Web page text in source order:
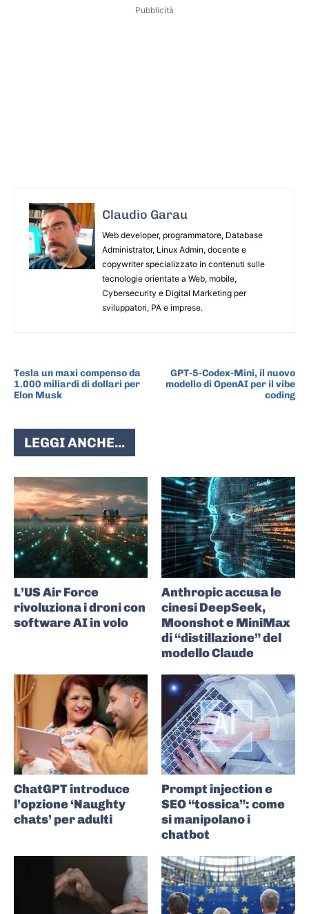
Pubblicità
Claudio Garau
Web developer, programmatore, Database
Administrator, Linux Admin, docente e
copywriter specializzato in contenuti sulle
tecnologie orientate a Web, mobile,
Cybersecurity e Digital Marketing per
sviluppatori, PA e imprese.
Tesla un maxi compenso da
1.000 miliardi di dollari per
Elon Musk
GPT-5-Codex-Mini, il nuovo
modello di OpenAI per il vibe
coding
LEGGI ANCHE...
L’US Air Force
rivoluziona i droni con
software AI in volo
Anthropic accusa le
cinesi DeepSeek,
Moonshot e MiniMax
di “distillazione” del
modello Claude
ChatGPT introduce
l’opzione ‘Naughty
chats’ per adulti
Prompt injection e
SEO “tossica”: come
si manipolano i
chatbot